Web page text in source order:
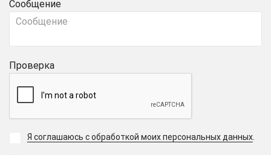
Сообщение
Проверка
Я соглашаюсь с обработкой моих персональных данных.